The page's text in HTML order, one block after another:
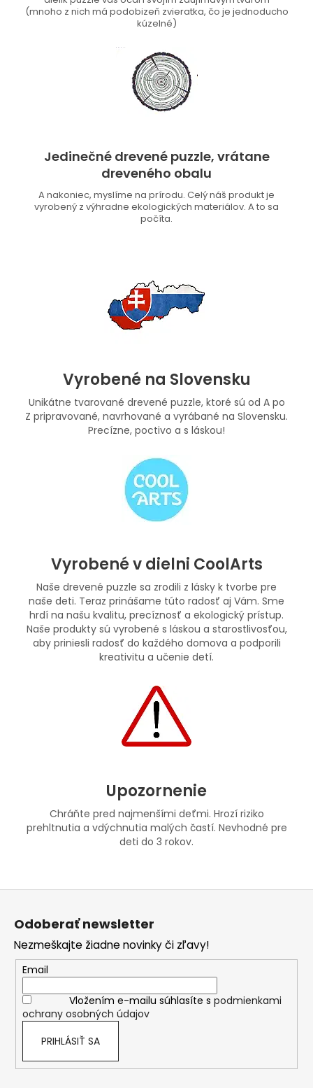
(mnoho z nich má podobizeň zvieratka, čo je jednoducho
kúzelné)
Jedinečné drevené puzzle, vrátane
dreveného obalu
A nakoniec, myslíme na prírodu. Celý náš produkt je
vyrobený z výhradne ekologických materiálov. A to sa
počíta.
Vyrobené na Slovensku
Unikátne tvarované drevené puzzle, ktoré sú od A po
Z pripravované, navrhované a vyrábané na Slovensku.
Precízne, poctivo a s láskou!
Vyrobené v dielni CoolArts
Naše drevené puzzle sa zrodili z lásky k tvorbe pre
naše deti. Teraz prinášame túto radosť aj Vám. Sme
hrdí na našu kvalitu, precíznosť a ekologický prístup.
Naše produkty sú vyrobené s láskou a starostlivosťou,
aby priniesli radosť do každého domova a podporili
kreativitu a učenie detí.
Upozornenie
Chráňte pred najmenšími deťmi. Hrozí riziko
prehltnutia a vdýchnutia malých častí. Nevhodné pre
deti do 3 rokov.
Z
Odoberať newsletter
Nezmeškajte žiadne novinky či zľavy!
Email
Vložením e-mailu súhlasíte s podmienkami
ochrany osobných údajov
PRIHLÁSIŤ SA